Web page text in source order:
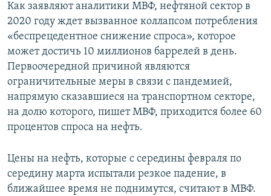
Как заявляют аналитики МВФ, нефтяной сектор в
2020 году ждет вызванное коллапсом потребления
«беспрецедентное снижение спроса», которое
может достичь 10 миллионов баррелей в день.
Первоочередной причиной являются
ограничительные меры в связи с пандемией,
напрямую сказавшиеся на транспортном секторе,
на долю которого, пишет МВФ, приходится более 60
процентов спроса на нефть.
Цены на нефть, которые с середины февраля по
середину марта испытали резкое падение, в
ближайшее время не поднимутся, считают в МВФ.